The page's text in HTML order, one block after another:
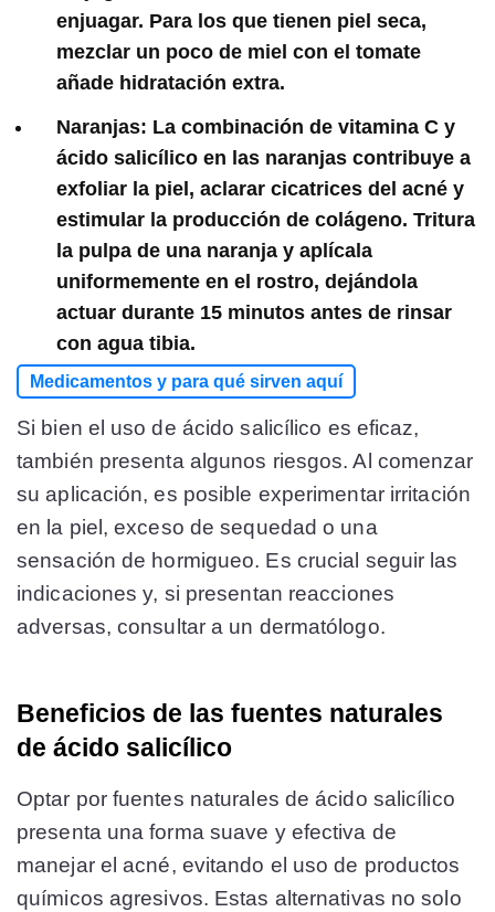
enjuagar. Para los que tienen piel seca,
mezclar un poco de miel con el tomate
añade hidratación extra.
Naranjas: La combinación de vitamina C y
ácido salicílico en las naranjas contribuye a
exfoliar la piel, aclarar cicatrices del acné y
estimular la producción de colágeno. Tritura
la pulpa de una naranja y aplícala
uniformemente en el rostro, dejándola
actuar durante 15 minutos antes de rinsar
con agua tibia.
Medicamentos y para qué sirven aquí
Si bien el uso de ácido salicílico es eficaz,
también presenta algunos riesgos. Al comenzar
su aplicación, es posible experimentar irritación
en la piel, exceso de sequedad o una
sensación de hormigueo. Es crucial seguir las
indicaciones y, si presentan reacciones
adversas, consultar a un dermatólogo.
Beneficios de las fuentes naturales
de ácido salicílico
Optar por fuentes naturales de ácido salicílico
presenta una forma suave y efectiva de
manejar el acné, evitando el uso de productos
químicos agresivos. Estas alternativas no solo